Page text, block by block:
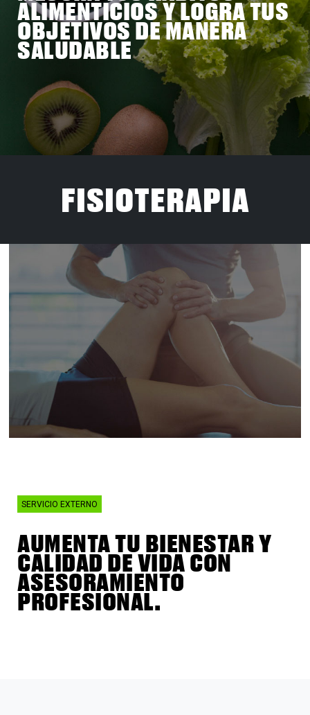
ALIMENTICIOS Y LOGRA TUS
OBJETIVOS DE MANERA
SALUDABLE
FISIOTERAPIA
SERVICIO EXTERNO
AUMENTA TU BIENESTAR Y
CALIDAD DE VIDA CON
ASESORAMIENTO
PROFESIONAL.